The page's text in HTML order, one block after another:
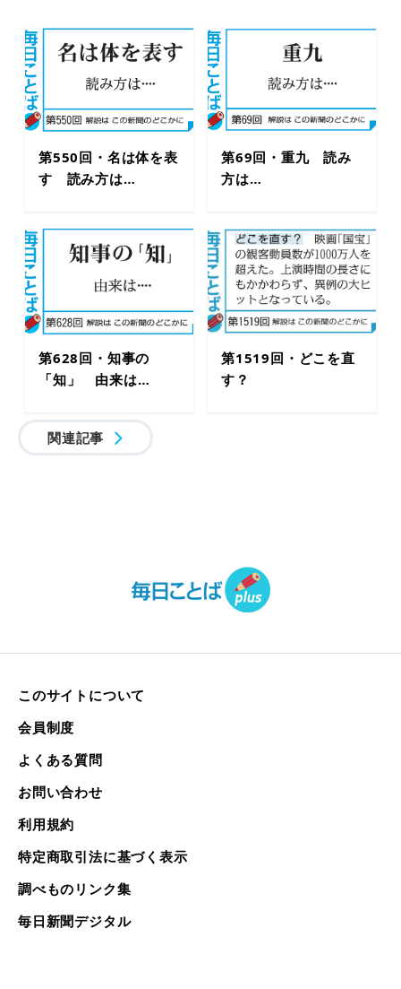
第550回・名は体を表
す 読み方は…
第69回・重九 読み
方は…
第628回・知事の
「知」 由来は…
第1519回・どこを直
す？
関連記事
このサイトについて
会員制度
よくある質問
お問い合わせ
利用規約
特定商取引法に基づく表示
調べものリンク集
毎日新聞デジタル